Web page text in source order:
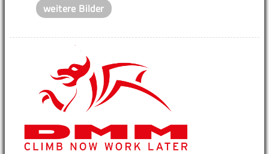
weitere Bilder